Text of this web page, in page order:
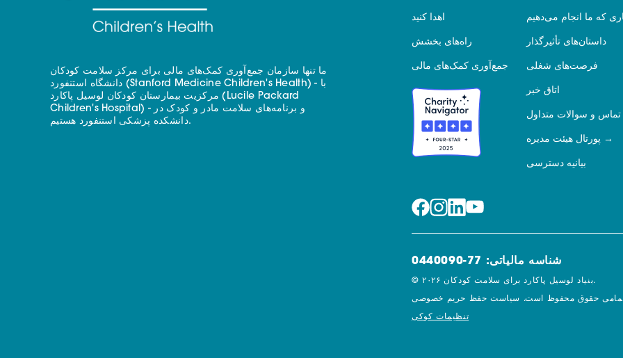
ما تنها سازمان جمع‌آوری کمک‌های مالی برای مرکز سلامت کودکان
دانشگاه استنفورد (Stanford Medicine Children's Health) - با
مرکزیت بیمارستان کودکان لوسیل پاکارد (Lucile Packard
Children's Hospital) - و برنامه‌های سلامت مادر و کودک در
دانشکده پزشکی استنفورد هستیم.
اهدا کنید
راه‌های بخشش
جمع‌آوری کمک‌های مالی
که ما انجام می‌دهیم
داستان‌های تأثیرگذار
فرصت‌های شغلی
اتاق خبر
تماس و سوالات متداول
پورتال هیئت مدیره
بیانیه دسترسی
شناسه مالیاتی: 77-0440090
© ۲۰۲۶ بنیاد لوسیل پاکارد برای سلامت کودکان.
حقوق محفوظ است.
تنظیمات کوکی